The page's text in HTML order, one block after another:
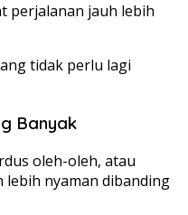
perjalanan jauh lebih
tidak perlu lagi
Banyak
oleh-oleh, atau
nyaman dibanding